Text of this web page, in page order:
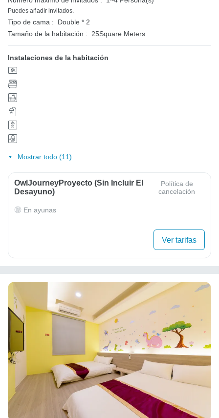
Puedes añadir invitados.
Tipo de cama :
Double * 2
Tamaño de la habitación :
25Square Meters
Instalaciones de la habitación
Mostrar todo (11)
OwlJourneyProyecto (sin Incluir El
Desayuno)
Política de
cancelación
En ayunas
Ver tarifas